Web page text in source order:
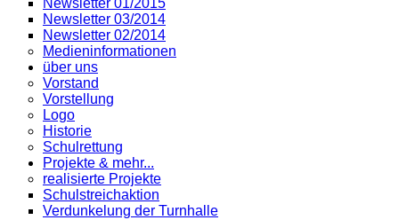
Newsletter 01/2015
Newsletter 03/2014
Newsletter 02/2014
Medieninformationen
über uns
Vorstand
Vorstellung
Logo
Historie
Schulrettung
Projekte & mehr...
realisierte Projekte
Schulstreichaktion
Verdunkelung der Turnhalle